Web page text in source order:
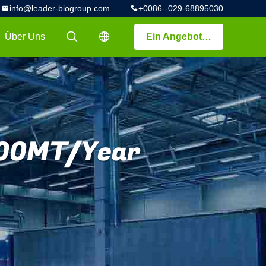
+0086--029-68895030
info@leader-biogroup.com
Ein Angebot bekommen
描述
描述
Über Uns
Year